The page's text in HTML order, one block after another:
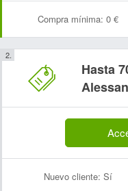
Compra mínima: 0 €
Hasta
Nuevo cliente: Sí